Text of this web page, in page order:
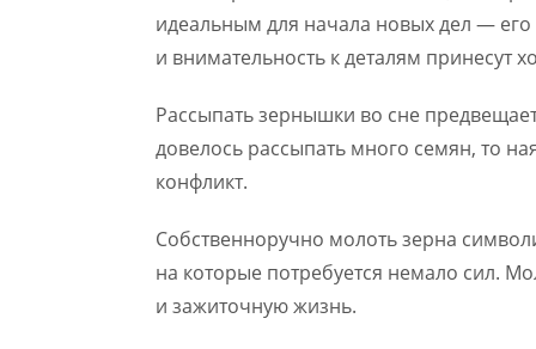
идеальным для начала новых дел —
и внимательность к деталям принесут
Рассыпать зернышки во сне
довелось рассыпать много семян, то
конфликт.
Собственноручно молоть зерна
на которые потребуется немало сил.
и зажиточную жизнь.